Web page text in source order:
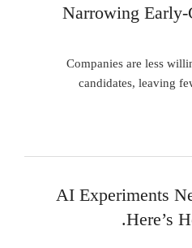
Narrowing Early-
Companies are less
candidates, leaving
AI Experiments
Here’s